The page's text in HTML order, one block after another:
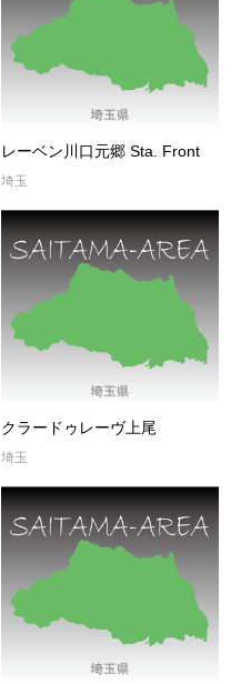
レーベン川口元郷 Sta. Front
埼玉
クラードゥレーヴ上尾
埼玉